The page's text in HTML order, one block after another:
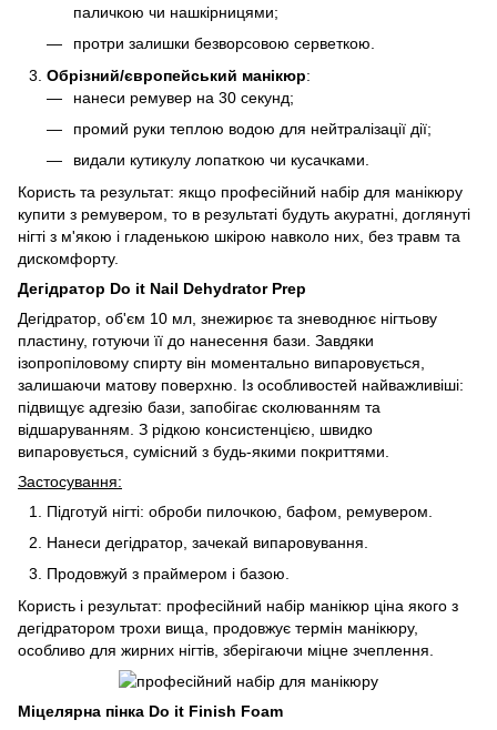
паличкою чи нашкірницями;
протри залишки безворсовою серветкою.
Обрізний/європейський манікюр:
нанеси ремувер на 30 секунд;
промий руки теплою водою для нейтралізації дії;
видали кутикулу лопаткою чи кусачками.
Користь та результат: якщо професійний набір для манікюру
купити з ремувером, то в результаті будуть акуратні, доглянуті
нігті з м'якою і гладенькою шкірою навколо них, без травм та
дискомфорту.
Дегідратор Do it Nail Dehydrator Prep
Дегідратор, об'єм 10 мл, знежирює та зневоднює нігтьову
пластину, готуючи її до нанесення бази. Завдяки
ізопропіловому спирту він моментально випаровується,
залишаючи матову поверхню. Із особливостей найважливіші:
підвищує адгезію бази, запобігає сколюванням та
відшаруванням. З рідкою консистенцією, швидко
випаровується, сумісний з будь-якими покриттями.
Застосування:
Підготуй нігті: оброби пилочкою, бафом, ремувером.
Нанеси дегідратор, зачекай випаровування.
Продовжуй з праймером і базою.
Користь і результат: професійний набір манікюр ціна якого з
дегідратором трохи вища, продовжує термін манікюру,
особливо для жирних нігтів, зберігаючи міцне зчеплення.
Міцелярна пінка Do it Finish Foam